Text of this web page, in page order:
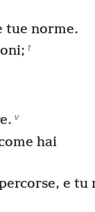
tue norme.
t
v
hai
e tu